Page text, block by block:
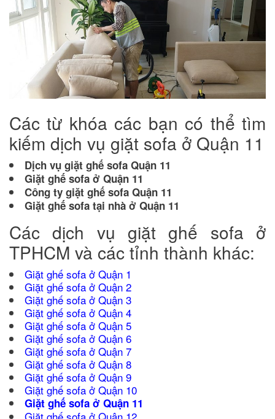
Các từ khóa các bạn có thể tìm
kiếm dịch vụ giặt sofa ở Quận 11
Dịch vụ giặt ghế sofa Quận 11
Giặt ghế sofa ở Quận 11
Công ty giặt ghế sofa Quận 11
Giặt ghế sofa tại nhà ở Quận 11
Các dịch vụ giặt ghế sofa ở
TPHCM và các tỉnh thành khác:
Giặt ghế sofa ở Quận 1
Giặt ghế sofa ở Quận 2
Giặt ghế sofa ở Quận 3
Giặt ghế sofa ở Quận 4
Giặt ghế sofa ở Quận 5
Giặt ghế sofa ở Quận 6
Giặt ghế sofa ở Quận 7
Giặt ghế sofa ở Quận 8
Giặt ghế sofa ở Quận 9
Giặt ghế sofa ở Quận 10
Giặt ghế sofa ở Quận 11